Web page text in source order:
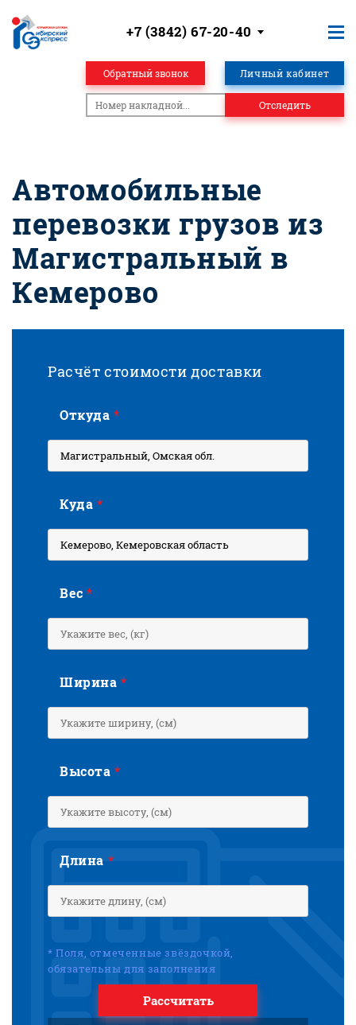
+7 (3842) 67-20-40
Обратный звонок Личный кабинет
Отследить
Автомобильные
перевозки грузов из
Магистральный в
Кемерово
Расчёт стоимости доставки
Откуда*
Куда *
Вес*
Ширина*
Высота*
Длина *
* Поля, отмеченные звёздочкой,
обязательны для заполнения
Рассчитать